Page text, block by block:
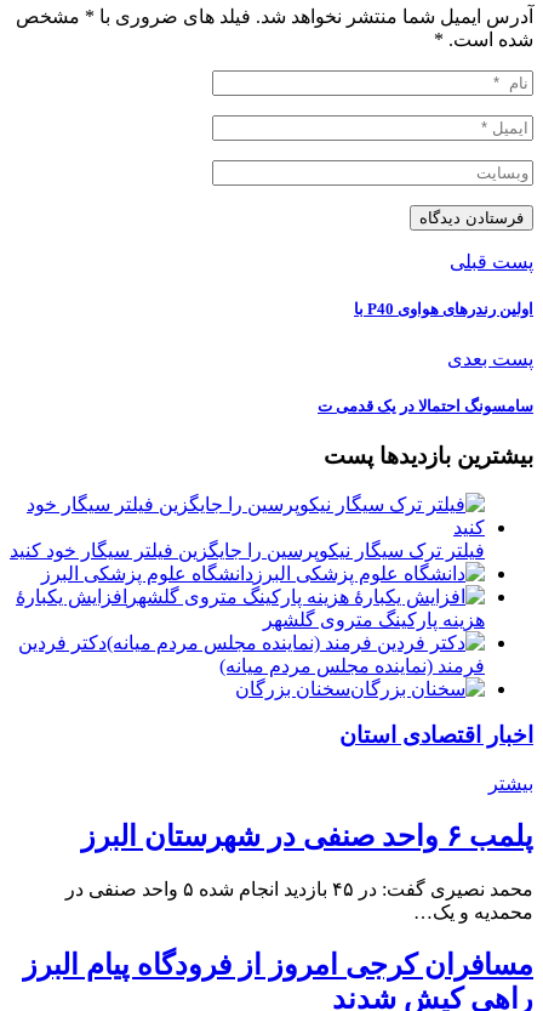
آدرس ایمیل شما منتشر نخواهد شد. فیلد های ضروری با * مشخص
شده است. *
پست قبلی
اولین رندرهای هواوی P40 با
پست بعدی
سامسونگ احتمالا در یک قدمی ت
بیشترین بازدیدها پست
فیلتر ترک سیگار نیکوپرسین را جایگزین فیلتر سیگار خود کنید
دانشگاه علوم پزشکی البرز
افزایش یکبارۀ
هزینه پارکینگ متروی گلشهر
دكتر فردين
فرمند (نماينده مجلس مردم میانه)
سخنان بزرگان
اخبار اقتصادی استان
بیشتر
پلمب ۶ واحد صنفی در شهرستان البرز
محمد نصیری گفت: در ۴۵ بازدید انجام شده ۵ واحد صنفی در
محمدیه و یک…
مسافران کرجی امروز از فرودگاه پیام البرز
راهی کیش شدند